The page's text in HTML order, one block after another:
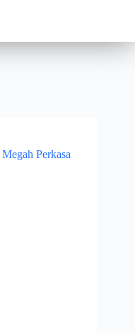
Perkasa